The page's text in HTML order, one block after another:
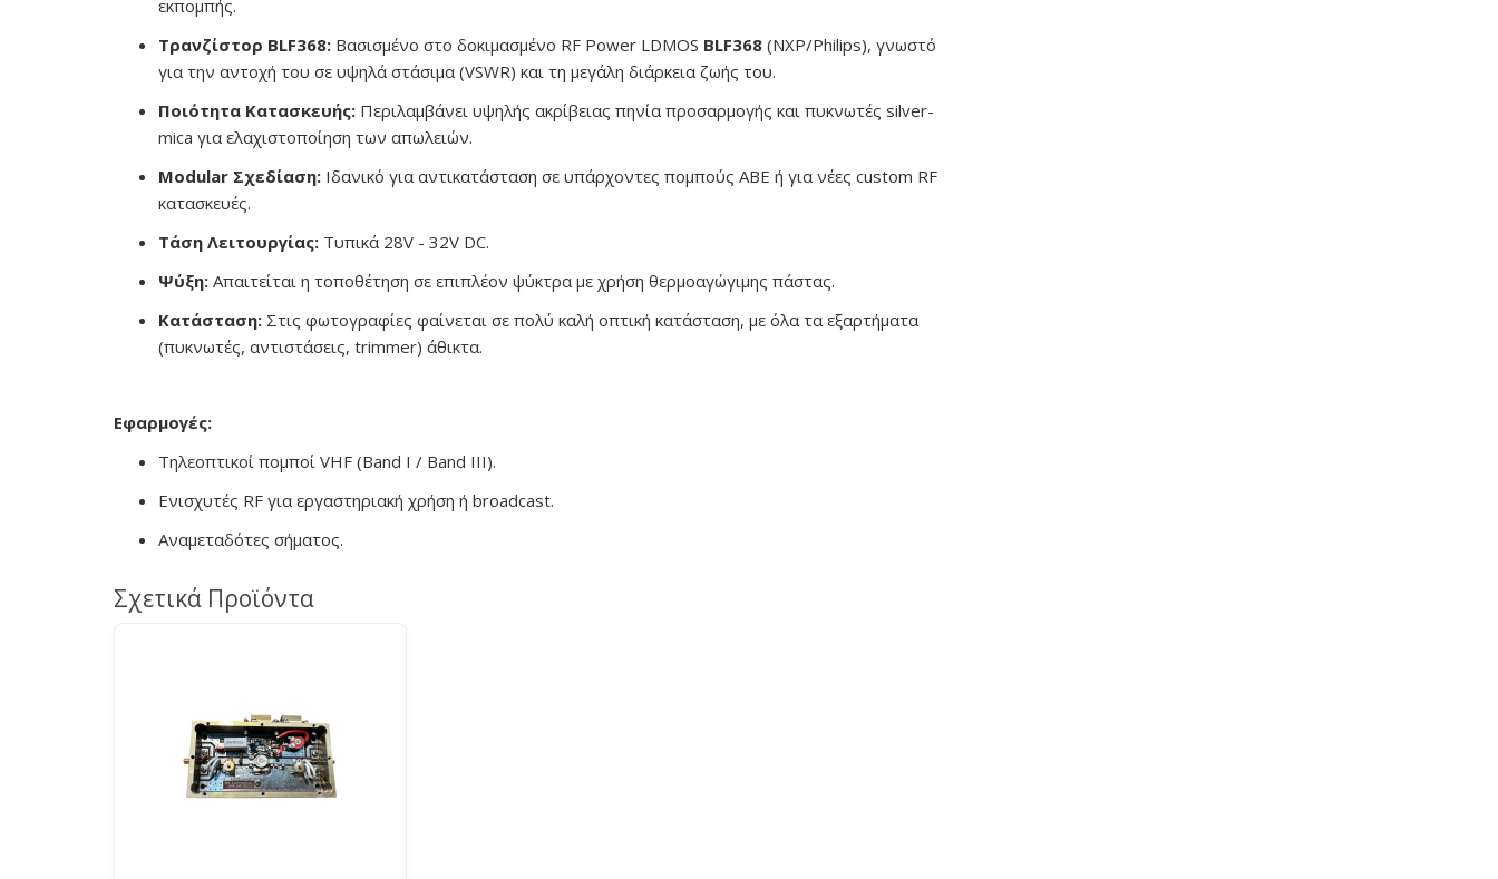
εκπομπής.
Τρανζίστορ BLF368: Βασισμένο στο δοκιμασμένο RF Power LDMOS BLF368 (NXP/Philips), γνωστό
για την αντοχή του σε υψηλά στάσιμα (VSWR) και τη μεγάλη διάρκεια ζωής του.
Ποιότητα Κατασκευής: Περιλαμβάνει υψηλής ακρίβειας πηνία προσαρμογής και πυκνωτές silver-
mica για ελαχιστοποίηση των απωλειών.
Modular Σχεδίαση: Ιδανικό για αντικατάσταση σε υπάρχοντες πομπούς ABE ή για νέες custom RF
κατασκευές.
Τάση Λειτουργίας: Τυπικά 28V - 32V DC.
Ψύξη: Απαιτείται η τοποθέτηση σε επιπλέον ψύκτρα με χρήση θερμοαγώγιμης πάστας.
Κατάσταση: Στις φωτογραφίες φαίνεται σε πολύ καλή οπτική κατάσταση, με όλα τα εξαρτήματα
(πυκνωτές, αντιστάσεις, trimmer) άθικτα.
Εφαρμογές:
Τηλεοπτικοί πομποί VHF (Band I / Band III).
Ενισχυτές RF για εργαστηριακή χρήση ή broadcast.
Αναμεταδότες σήματος.
Σχετικά Προϊόντα